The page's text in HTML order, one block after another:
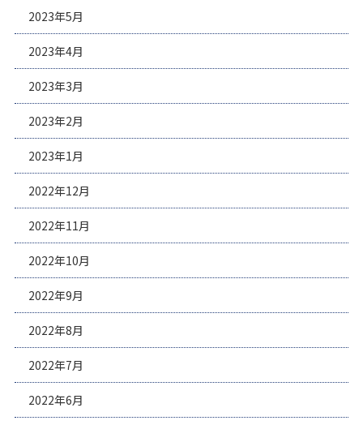
2023年5月
2023年4月
2023年3月
2023年2月
2023年1月
2022年12月
2022年11月
2022年10月
2022年9月
2022年8月
2022年7月
2022年6月